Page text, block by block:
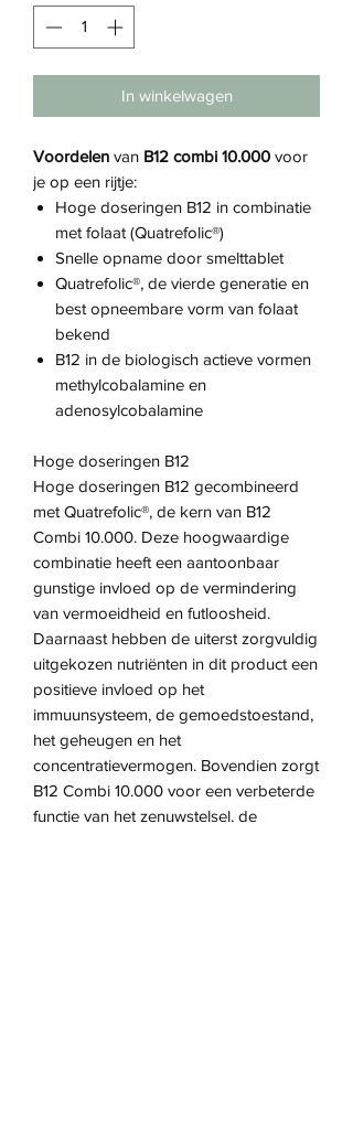
In winkelwagen
Voordelen van B12 combi 10.000 voor
je op een rijtje:
Hoge doseringen B12 in combinatie
met folaat (Quatrefolic®)
Snelle opname door smelttablet
Quatrefolic®, de vierde generatie en
best opneembare vorm van folaat
bekend
B12 in de biologisch actieve vormen
methylcobalamine en
adenosylcobalamine
Hoge doseringen B12
Hoge doseringen B12 gecombineerd
met Quatrefolic®, de kern van B12
Combi 10.000. Deze hoogwaardige
combinatie heeft een aantoonbaar
gunstige invloed op de vermindering
van vermoeidheid en futloosheid.
Daarnaast hebben de uiterst zorgvuldig
uitgekozen nutriënten in dit product een
positieve invloed op het
immuunsysteem, de gemoedstoestand,
het geheugen en het
concentratievermogen. Bovendien zorgt
B12 Combi 10.000 voor een verbeterde
functie van het zenuwstelsel, de